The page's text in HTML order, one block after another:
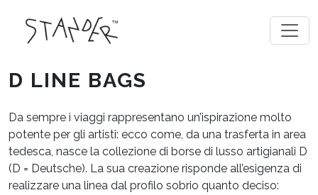
D LINE BAGS
Da sempre i viaggi rappresentano un’ispirazione molto
potente per gli artisti: ecco come, da una trasferta in area
tedesca, nasce la collezione di borse di lusso artigianali D
(D = Deutsche). La sua creazione risponde all’esigenza di
realizzare una linea dal profilo sobrio quanto deciso: